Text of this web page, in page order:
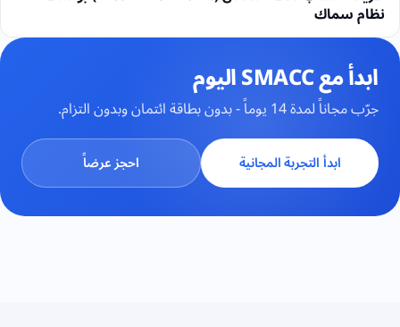
نظام سماك
ابدأ مع SMACC اليوم
جرّب مجاناً لمدة 14 يوماً - بدون بطاقة ائتمان وبدون التزام.
ابدأ التجربة المجانية احجز عرضاً